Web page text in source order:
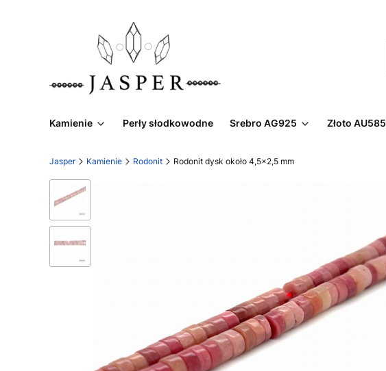
Kamienie Perły słodkowodne Srebro AG925 Złoto AU585
Jasper Kamienie Rodonit Rodonit dysk około 4,5x2,5 mm